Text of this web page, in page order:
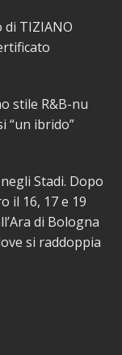
di TIZIANO
stile R&B-nu
“un ibrido”
Stadi. Dopo
il 16, 17 e 19
di Bologna
si raddoppia